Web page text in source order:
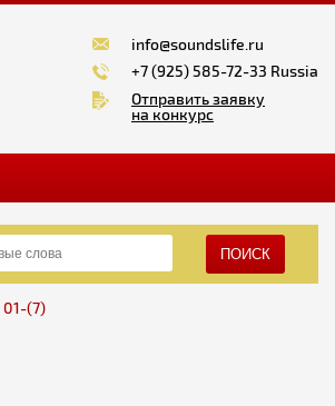
info@soundslife.ru
+7 (925) 585-72-33 Russia
Отправить заявку
на конкурс
ПОИСК
01-(7)